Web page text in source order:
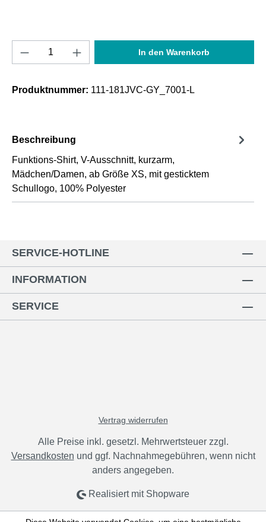
Produkt Anzahl: Gib den gewünschten
In den Warenkorb
Produktnummer: 111-181JVC-GY_7001-L
Beschreibung
Funktions-Shirt, V-Ausschnitt, kurzarm,
Mädchen/Damen, ab Größe XS, mit gesticktem
Schullogo, 100% Polyester
SERVICE-HOTLINE
INFORMATION
SERVICE
Vertrag widerrufen
Alle Preise inkl. gesetzl. Mehrwertsteuer zzgl.
Versandkosten und ggf. Nachnahmegebühren, wenn nicht
anders angegeben.
Realisiert mit Shopware